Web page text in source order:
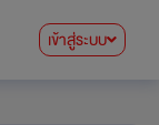
เข้าสู่ระบบ